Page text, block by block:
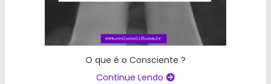
O que é o Consciente ?
Continue Lendo